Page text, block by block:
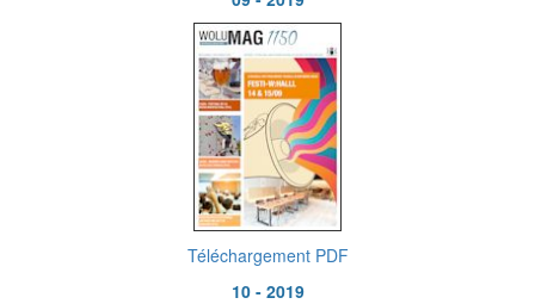
Téléchargement PDF
10 - 2019